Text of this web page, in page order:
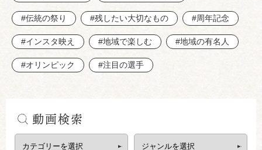
#伝統の祭り #残したい大切なもの #周年記念
#インスタ映え #地域で楽しむ #地域の有名人
#オリンピック #注目の選手
動画検索